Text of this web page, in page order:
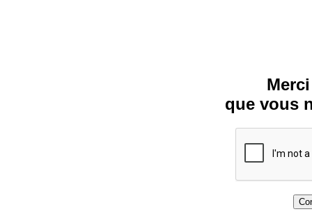
que vous